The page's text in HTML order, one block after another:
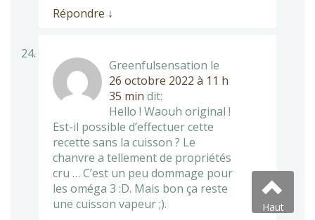
Répondre ↓
Greenfulsensation le
26 octobre 2022 à 11 h
35 min dit:
Hello ! Waouh original !
Est-il possible d’effectuer cette
recette sans la cuisson ? Le
chanvre a tellement de propriétés
cru … C’est un peu dommage pour
les oméga 3 :D. Mais bon ça reste
une cuisson vapeur ;).
Haut